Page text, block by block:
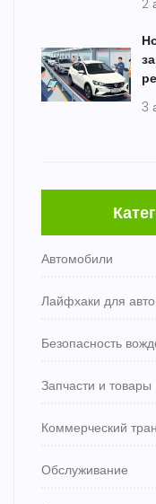
2
3
Автомобили
Лайфхаки для авто
Безопасность
Запчасти и товары
Коммерческий
Обслуживание